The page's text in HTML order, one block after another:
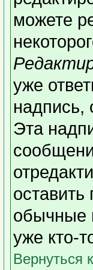
можете
уже
надпись,
Эта
оставить
обычные
уже кто-
Вернуться